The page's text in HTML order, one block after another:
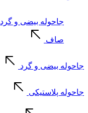
جاحوله بیضی و گرد
صاف
جاحوله بیضی و گرد
جاحوله پلاستیکی